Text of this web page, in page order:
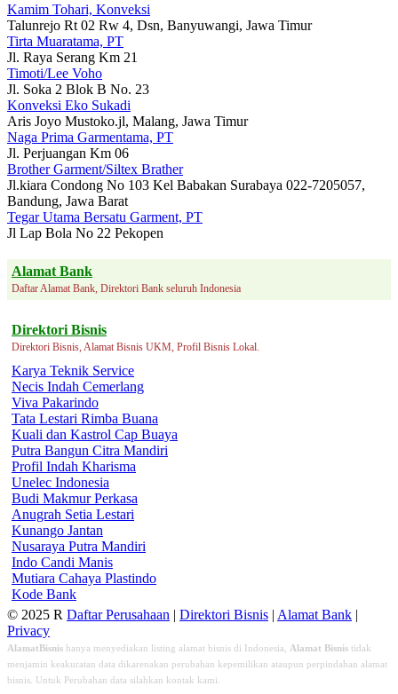
Kamim Tohari, Konveksi
Talunrejo Rt 02 Rw 4, Dsn, Banyuwangi, Jawa Timur
Tirta Muaratama, PT
Jl. Raya Serang Km 21
Timoti/Lee Voho
Jl. Soka 2 Blok B No. 23
Konveksi Eko Sukadi
Aris Joyo Mustoko.jl, Malang, Jawa Timur
Naga Prima Garmentama, PT
Jl. Perjuangan Km 06
Brother Garment/Siltex Brather
Jl.kiara Condong No 103 Kel Babakan Surabaya 022-7205057,
Bandung, Jawa Barat
Tegar Utama Bersatu Garment, PT
Jl Lap Bola No 22 Pekopen
Alamat Bank
Daftar Alamat Bank, Direktori Bank seluruh Indonesia
Direktori Bisnis
Direktori Bisnis, Alamat Bisnis UKM, Profil Bisnis Lokal.
Karya Teknik Service
Necis Indah Cemerlang
Viva Pakarindo
Tata Lestari Rimba Buana
Kuali dan Kastrol Cap Buaya
Putra Bangun Citra Mandiri
Profil Indah Kharisma
Unelec Indonesia
Budi Makmur Perkasa
Anugrah Setia Lestari
Kunango Jantan
Nusaraya Putra Mandiri
Indo Candi Manis
Mutiara Cahaya Plastindo
Kode Bank
© 2025 R Daftar Perusahaan | Direktori Bisnis | Alamat Bank |
Privacy
AlamatBisnis hanya menyediakan listing alamat bisnis di Indonesia, Alamat Bisnis tidak
menjamin keakuratan data dikarenakan perubahan kepemilikan ataupun perpindahan alamat
bisnis. Untuk Perubahan data silahkan kontak kami.